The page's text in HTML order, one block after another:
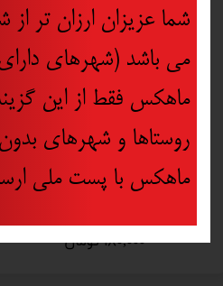
۱۸۰,۰۰۰ تومان
شما عزیزان ارزان تر
می باشد (شهرهای
ماهکس فقط از این
روستاها و شهرهای
ماهکس با پست ملی